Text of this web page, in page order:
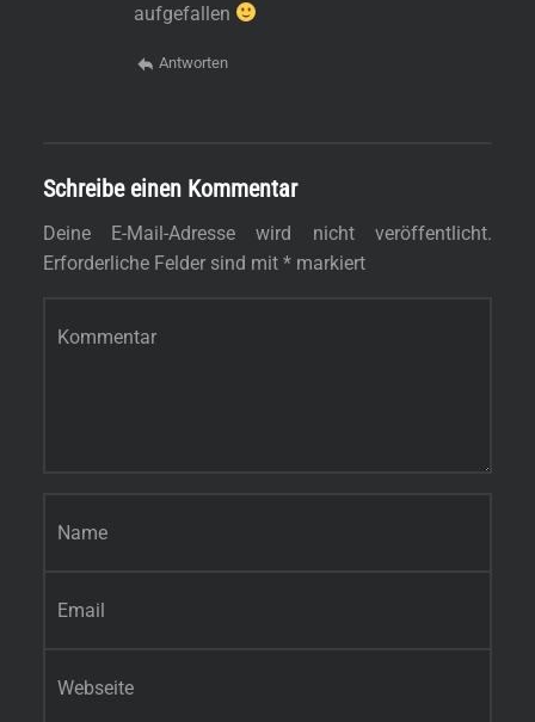
aufgefallen
Antworten
Schreibe einen Kommentar
Deine E-Mail-Adresse wird nicht veröffentlicht.
Erforderliche Felder sind mit *markiert